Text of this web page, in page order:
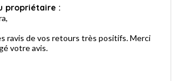
propriétaire :
ravis de vos retours très positifs. Merci
votre avis.